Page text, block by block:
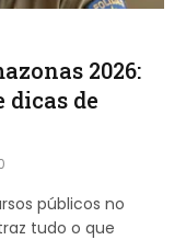
2026:
dicas de
públicos no
tudo o que